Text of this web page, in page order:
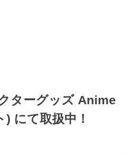
ターグッズ Anime
にて取扱中！